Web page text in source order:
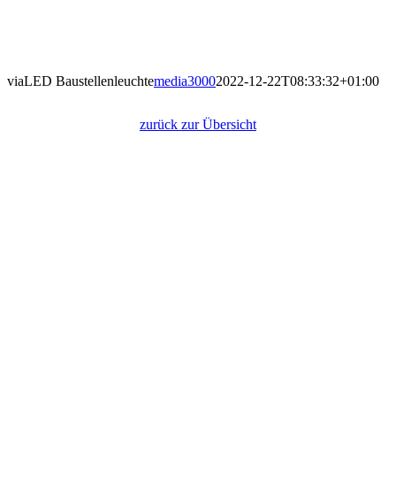
viaLED Baustellenleuchtemedia30002022-12-22T08:33:32+01:00
zurück zur Übersicht